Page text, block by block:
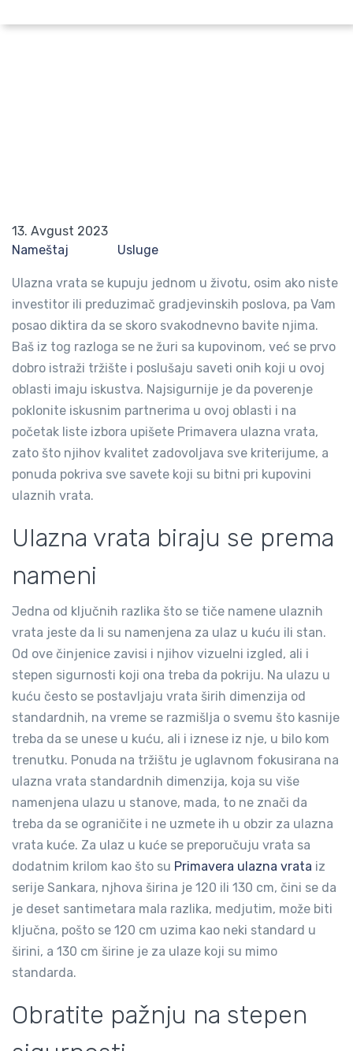
13. Avgust 2023
Nameštaj
Usluge
Ulazna vrata se kupuju jednom u životu, osim ako niste
investitor ili preduzimač gradjevinskih poslova, pa Vam
posao diktira da se skoro svakodnevno bavite njima.
Baš iz tog razloga se ne žuri sa kupovinom, već se prvo
dobro istraži tržište i poslušaju saveti onih koji u ovoj
oblasti imaju iskustva. Najsigurnije je da poverenje
poklonite iskusnim partnerima u ovoj oblasti i na
početak liste izbora upišete Primavera ulazna vrata,
zato što njihov kvalitet zadovoljava sve kriterijume, a
ponuda pokriva sve savete koji su bitni pri kupovini
ulaznih vrata.
Ulazna vrata biraju se prema
nameni
Jedna od ključnih razlika što se tiče namene ulaznih
vrata jeste da li su namenjena za ulaz u kuću ili stan.
Od ove činjenice zavisi i njihov vizuelni izgled, ali i
stepen sigurnosti koji ona treba da pokriju. Na ulazu u
kuću često se postavljaju vrata širih dimenzija od
standardnih, na vreme se razmišlja o svemu što kasnije
treba da se unese u kuću, ali i iznese iz nje, u bilo kom
trenutku. Ponuda na tržištu je uglavnom fokusirana na
ulazna vrata standardnih dimenzija, koja su više
namenjena ulazu u stanove, mada, to ne znači da
treba da se ograničite i ne uzmete ih u obzir za ulazna
vrata kuće. Za ulaz u kuće se preporučuju vrata sa
dodatnim krilom kao što su Primavera ulazna vrata iz
serije Sankara, njhova širina je 120 ili 130 cm, čini se da
je deset santimetara mala razlika, medjutim, može biti
ključna, pošto se 120 cm uzima kao neki standard u
širini, a 130 cm širine je za ulaze koji su mimo
standarda.
Obratite pažnju na stepen